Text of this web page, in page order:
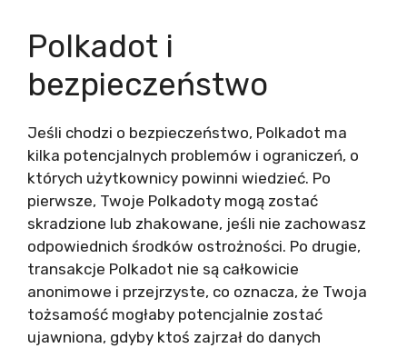
Polkadot i
bezpieczeństwo
Jeśli chodzi o bezpieczeństwo, Polkadot ma
kilka potencjalnych problemów i ograniczeń, o
których użytkownicy powinni wiedzieć. Po
pierwsze, Twoje Polkadoty mogą zostać
skradzione lub zhakowane, jeśli nie zachowasz
odpowiednich środków ostrożności. Po drugie,
transakcje Polkadot nie są całkowicie
anonimowe i przejrzyste, co oznacza, że Twoja
tożsamość mogłaby potencjalnie zostać
ujawniona, gdyby ktoś zajrzał do danych